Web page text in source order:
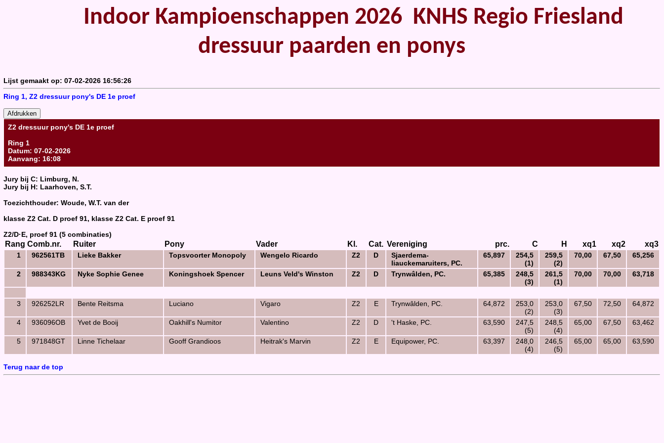
Indoor Kampioenschappen 2026 KNHS Regio Friesland
dressuur paarden en ponys
Lijst gemaakt op: 07-02-2026 16:56:26
Ring 1, Z2 dressuur pony's DE 1e proef
Z2 dressuur pony's DE 1e proef
Ring 1
Datum: 07-02-2026
Aanvang: 16:08
Jury bij C: Limburg, N.
Jury bij H: Laarhoven, S.T.
Toezichthouder: Woude, W.T. van der
klasse Z2 Cat. D proef 91, klasse Z2 Cat. E proef 91
Z2/D·E, proef 91 (5 combinaties)
Rang Comb.nr. Ruiter Pony Vader Kl. Cat. Vereniging prc. C H xq1 xq2 xq3
1 962561TB Lieke Bakker Topsvoorter Monopoly Wengelo Ricardo Z2 D
Sjaerdema-
liauckemaruiters, PC.
65,897
254,5
(1)
259,5
(2)
70,00 67,50 65,256
2 988343KG Nyke Sophie Genee Koningshoek Spencer Leuns Veld's Winston Z2 D Trynwâlden, PC. 65,385
248,5
(3)
261,5
(1)
70,00 70,00 63,718
3 926252LR Bente Reitsma Luciano Vigaro Z2 E Trynwâlden, PC. 64,872
253,0
(2)
253,0
(3)
67,50 72,50 64,872
4 936096OB Yvet de Booij Oakhill's Numitor Valentino Z2 D 't Haske, PC. 63,590
247,5
(5)
248,5
(4)
65,00 67,50 63,462
5 971848GT Linne Tichelaar Gooff Grandioos Heitrak's Marvin Z2 E Equipower, PC. 63,397
248,0
(4)
246,5
(5)
65,00 65,00 63,590
Terug naar de top